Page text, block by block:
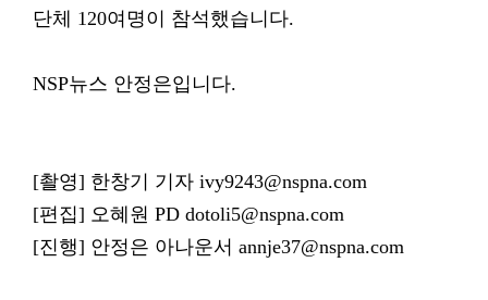
단체 120여명이 참석했습니다.
NSP뉴스 안정은입니다.
[촬영] 한창기 기자 ivy9243@nspna.com
[편집] 오혜원 PD dotoli5@nspna.com
[진행] 안정은 아나운서 annje37@nspna.com